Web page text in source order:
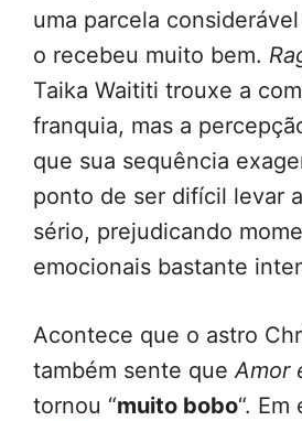
uma parcela
o recebeu muito bem.
Taika Waititi trouxe a
franquia, mas a
que sua sequência
ponto de ser difícil levar
sério, prejudicando
emocionais bastante
Acontece que o astro
também sente queAmor
tornou “muito bobo“.